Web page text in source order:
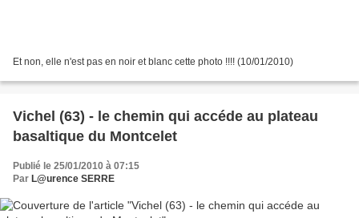
Et non, elle n'est pas en noir et blanc cette photo !!!! (10/01/2010)
Vichel (63) - le chemin qui accéde au plateau
basaltique du Montcelet
Publié le 25/01/2010 à 07:15
Par L@urence SERRE